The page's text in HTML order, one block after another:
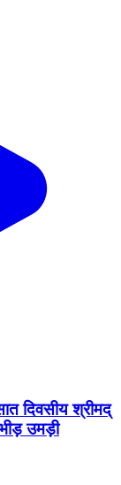
दिवसीय श्रीमद्
उमड़ी